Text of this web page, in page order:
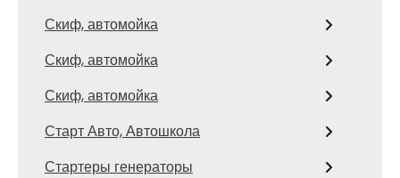
Скиф, автомойка
Скиф, автомойка
Скиф, автомойка
Старт Авто, Автошкола
Стартеры генераторы